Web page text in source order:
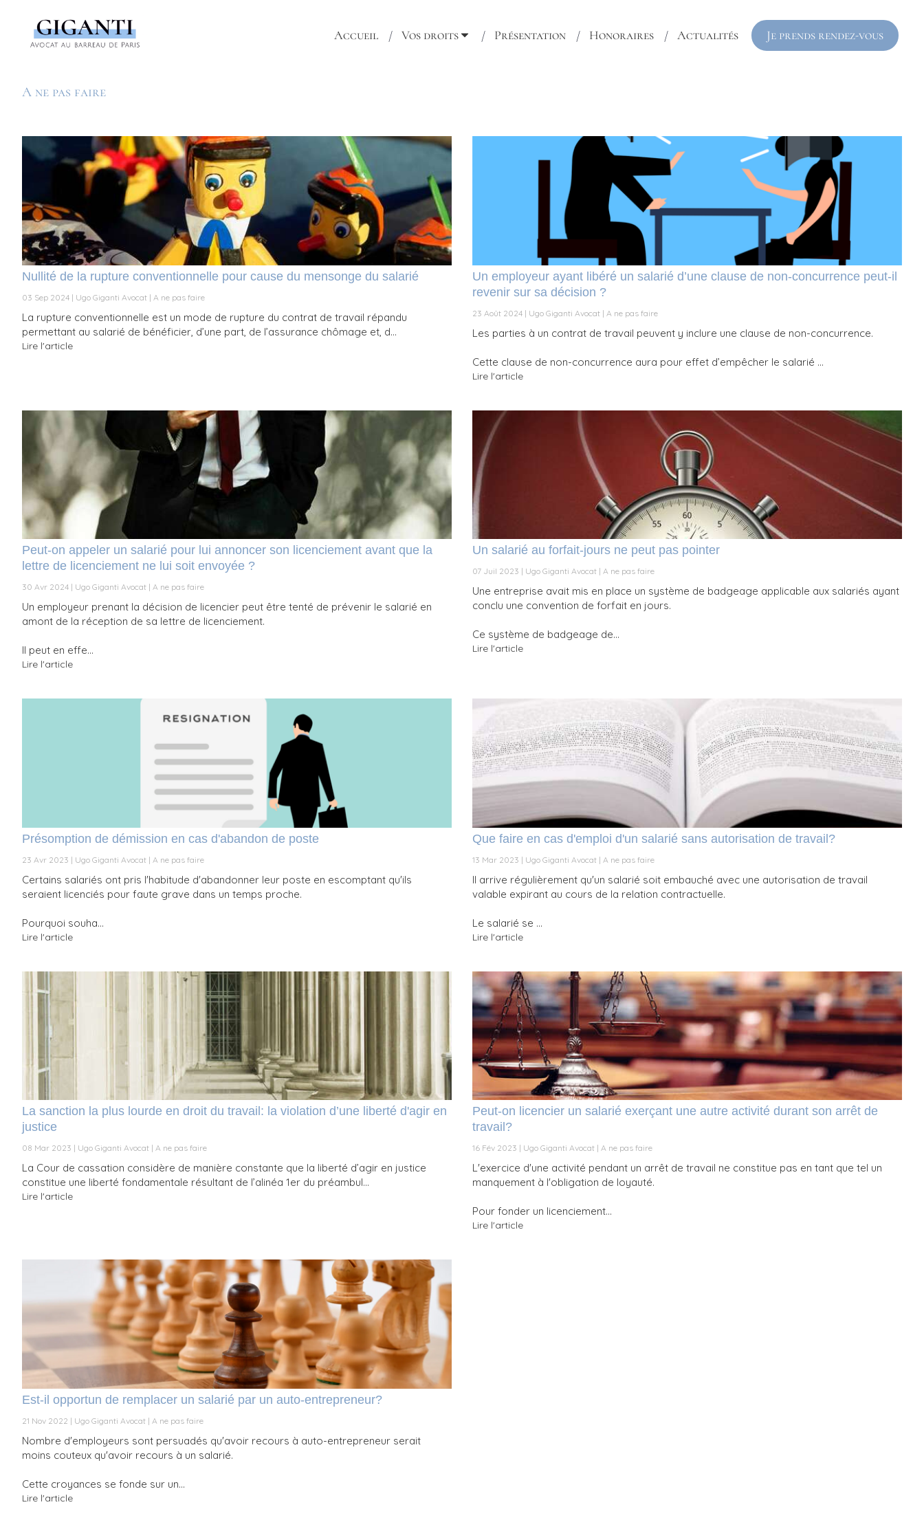
Accueil Vos droits Présentation Honoraires Actualités Je prends rendez-vous
A ne pas faire
Nullité de la rupture conventionnelle pour cause du mensonge du salarié
03 Sep 2024 Ugo Giganti Avocat A ne pas faire
La rupture conventionnelle est un mode de rupture du contrat de travail répandu
permettant au salarié de bénéficier, d’une part, de l’assurance chômage et, d...
Lire l'article
Un employeur ayant libéré un salarié d’une clause de non-concurrence peut-il
revenir sur sa décision ?
23 Août 2024 Ugo Giganti Avocat A ne pas faire
Les parties à un contrat de travail peuvent y inclure une clause de non-concurrence.
Cette clause de non-concurrence aura pour effet d’empêcher le salarié ...
Lire l'article
Peut-on appeler un salarié pour lui annoncer son licenciement avant que la
lettre de licenciement ne lui soit envoyée ?
30 Avr 2024 Ugo Giganti Avocat A ne pas faire
Un employeur prenant la décision de licencier peut être tenté de prévenir le salarié en
amont de la réception de sa lettre de licenciement.
Il peut en effe...
Lire l'article
Un salarié au forfait-jours ne peut pas pointer
07 Juil 2023 Ugo Giganti Avocat A ne pas faire
Une entreprise avait mis en place un système de badgeage applicable aux salariés ayant
conclu une convention de forfait en jours.
Ce système de badgeage de...
Lire l'article
Présomption de démission en cas d'abandon de poste
23 Avr 2023 Ugo Giganti Avocat A ne pas faire
Certains salariés ont pris l'habitude d'abandonner leur poste en escomptant qu'ils
seraient licenciés pour faute grave dans un temps proche.
Pourquoi souha...
Lire l'article
Que faire en cas d'emploi d'un salarié sans autorisation de travail?
13 Mar 2023 Ugo Giganti Avocat A ne pas faire
Il arrive régulièrement qu'un salarié soit embauché avec une autorisation de travail
valable expirant au cours de la relation contractuelle.
Le salarié se ...
Lire l'article
La sanction la plus lourde en droit du travail: la violation d’une liberté d'agir en
justice
08 Mar 2023 Ugo Giganti Avocat A ne pas faire
La Cour de cassation considère de manière constante que la liberté d’agir en justice
constitue une liberté fondamentale résultant de l’alinéa 1er du préambul...
Lire l'article
Peut-on licencier un salarié exerçant une autre activité durant son arrêt de
travail?
16 Fév 2023 Ugo Giganti Avocat A ne pas faire
L'exercice d'une activité pendant un arrêt de travail ne constitue pas en tant que tel un
manquement à l'obligation de loyauté.
Pour fonder un licenciement...
Lire l'article
Est-il opportun de remplacer un salarié par un auto-entrepreneur?
21 Nov 2022 Ugo Giganti Avocat A ne pas faire
Nombre d'employeurs sont persuadés qu'avoir recours à auto-entrepreneur serait
moins couteux qu'avoir recours à un salarié.
Cette croyances se fonde sur un...
Lire l'article